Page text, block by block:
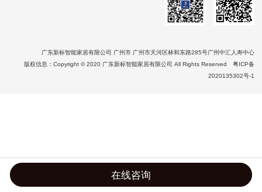
广东新标智能家居有限公司 广州市 广州市天河区林和东路285号广州中汇人寿中心
版权信息：Copyright © 2020 广东新标智能家居有限公司 All Rights Reserved 粤ICP备
2020135302号-1
在线咨询